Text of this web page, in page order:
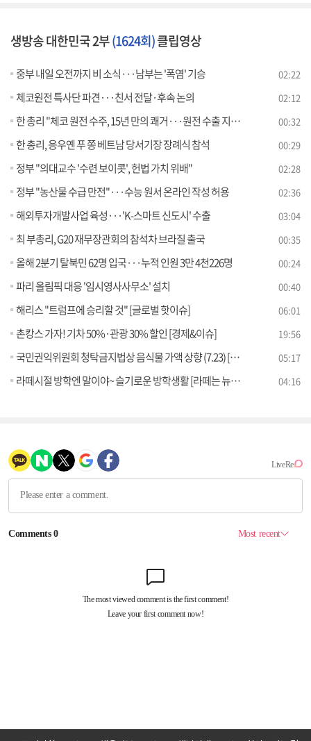
생방송 대한민국 2부(1624회)클립영상
중부 내일 오전까지 비 소식···남부는 '폭염' 기승 02:22
체코원전 특사단 파견···친서 전달·후속 논의 02:12
한 총리 "체코 원전 수주, 15년 만의 쾌거···원전 수출 지원 강화" 00:32
한 총리, 응우옌 푸 쫑 베트남 당서기장 장례식 참석 00:29
정부 "의대교수 '수련 보이콧', 헌법 가치 위배" 02:28
정부 "농산물 수급 만전"···수능 원서 온라인 작성 허용 02:36
해외투자개발사업 육성···'K-스마트 신도시' 수출 03:04
최 부총리, G20 재무장관회의 참석차 브라질 출국 00:35
올해 2분기 탈북민 62명 입국···누적 인원 3만 4천226명 00:24
파리 올림픽 대응 '임시영사사무소' 설치 00:40
해리스 "트럼프에 승리할 것" [글로벌 핫이슈] 06:01
촌캉스 가자! 기차 50%·관광 30% 할인 [경제&이슈] 19:56
국민권익위원회 청탁금지법상 음식물 가액 상향 (7.23) [브리핑 인사이트] 05:17
라떼시절 방학엔 말이야~ 슬기로운 방학생활 [라떼는 뉴우스] 04:16